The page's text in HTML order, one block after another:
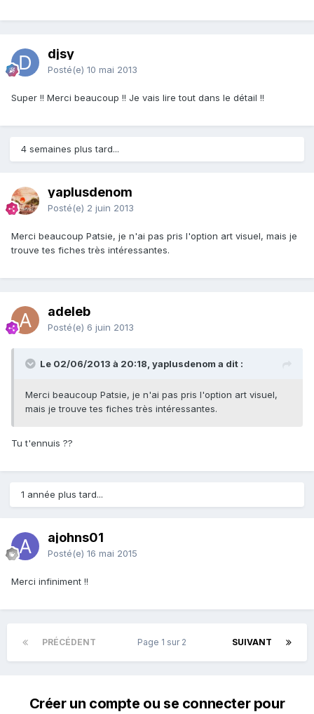
djsy
Posté(e) 10 mai 2013
Super !! Merci beaucoup !! Je vais lire tout dans le détail !!
4 semaines plus tard...
yaplusdenom
Posté(e) 2 juin 2013
Merci beaucoup Patsie, je n'ai pas pris l'option art visuel, mais je
trouve tes fiches très intéressantes.
adeleb
Posté(e) 6 juin 2013
Le 02/06/2013 à 20:18, yaplusdenom a dit :
Merci beaucoup Patsie, je n'ai pas pris l'option art visuel,
mais je trouve tes fiches très intéressantes.
Tu t'ennuis ??
1 année plus tard...
ajohns01
Posté(e) 16 mai 2015
Merci infiniment !!
PRÉCÉDENT SUIVANT
Page 1 sur 2
Créer un compte ou se connecter pour